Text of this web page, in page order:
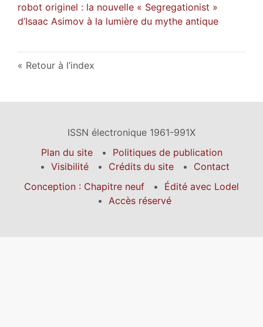
robot originel : la nouvelle « Segregationist »
d’Isaac Asimov à la lumière du mythe antique
Retour à l’index
ISSN électronique 1961-991X
Plan du site
Politiques de publication
Visibilité
Crédits du site
Contact
Conception : Chapitre neuf
Édité avec Lodel
Accès réservé